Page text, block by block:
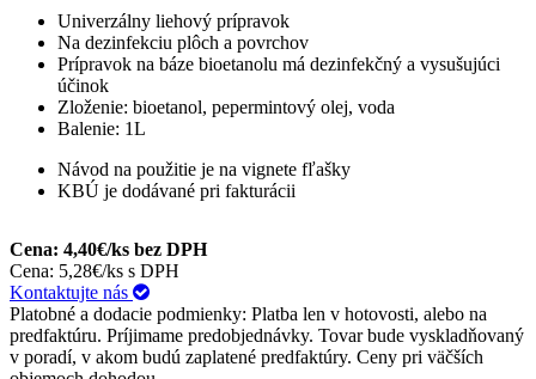
Univerzálny liehový prípravok
Na dezinfekciu plôch a povrchov
Prípravok na báze bioetanolu má dezinfekčný a vysušujúci
účinok
Zloženie: bioetanol, pepermintový olej, voda
Balenie: 1L
Návod na použitie je na vignete fľašky
KBÚ je dodávané pri fakturácii
Cena: 4,40€/ks bez DPH
Cena: 5,28€/ks s DPH
Kontaktujte nás
Platobné a dodacie podmienky: Platba len v hotovosti, alebo na
predfaktúru. Príjimame predobjednávky. Tovar bude vyskladňovaný
v poradí, v akom budú zaplatené predfaktúry. Ceny pri väčších